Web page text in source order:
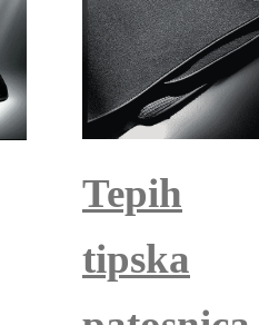
Tepih
tipska